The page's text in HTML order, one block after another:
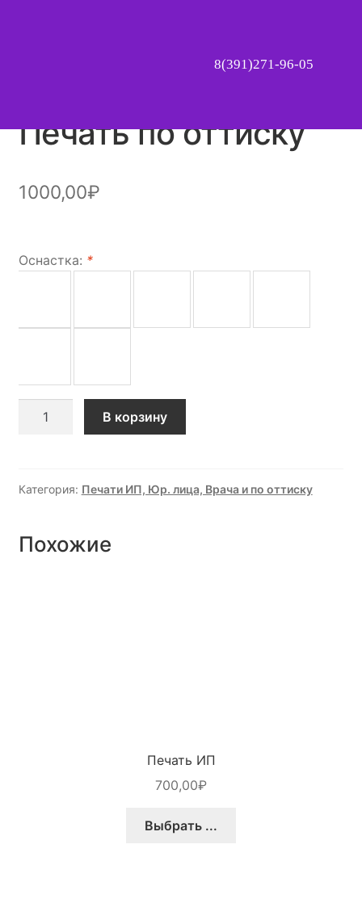
8(391)271-96-05
Печать по оттиску
1000,00₽
Оснастка: *
Количество
оттиску
В корзину
Категория: Печати ИП, Юр. лица, Врача и по оттиску
Похожие
Печать ИП
700,00₽
Выбрать ...